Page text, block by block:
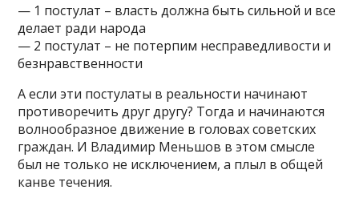
— 1 постулат – власть должна быть сильной и все
делает ради народа
— 2 постулат – не потерпим несправедливости и
безнравственности
А если эти постулаты в реальности начинают
противоречить друг другу? Тогда и начинаются
волнообразное движение в головах советских
граждан. И Владимир Меньшов в этом смысле
был не только не исключением, а плыл в общей
канве течения.